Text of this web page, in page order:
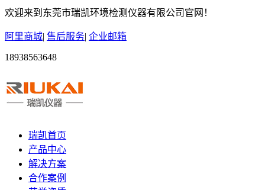
欢迎来到东莞市瑞凯环境检测仪器有限公司官网！
阿里商城| 售后服务| 企业邮箱
18938563648
瑞凯首页
产品中心
解决方案
合作案例